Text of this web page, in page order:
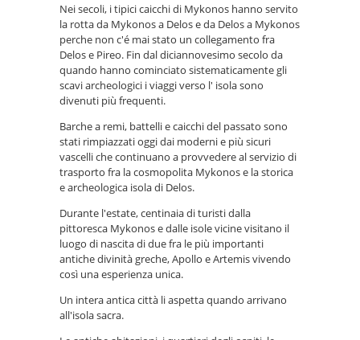
Nei secoli, i tipici caicchi di Mykonos hanno servito
la rotta da Mykonos a Delos e da Delos a Mykonos
perche non c'é mai stato un collegamento fra
Delos e Pireo. Fin dal diciannovesimo secolo da
quando hanno cominciato sistematicamente gli
scavi archeologici i viaggi verso l' isola sono
divenuti più frequenti.
Barche a remi, battelli e caicchi del passato sono
stati rimpiazzati oggi dai moderni e più sicuri
vascelli che continuano a provvedere al servizio di
trasporto fra la cosmopolita Mykonos e la storica
e archeologica isola di Delos.
Durante l'estate, centinaia di turisti dalla
pittoresca Mykonos e dalle isole vicine visitano il
luogo di nascita di due fra le più importanti
antiche divinità greche, Apollo e Artemis vivendo
così una esperienza unica.
Un intera antica città li aspetta quando arrivano
all'isola sacra.